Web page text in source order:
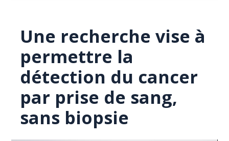
Une recherche vise à
permettre la
détection du cancer
par prise de sang,
sans biopsie